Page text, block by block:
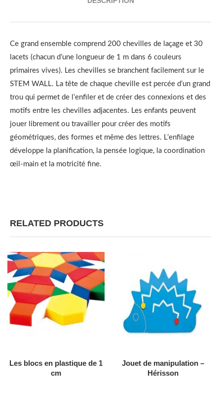
Ce grand ensemble comprend 200 chevilles de laçage et 30
lacets (chacun d’une longueur de 1 m dans 6 couleurs
primaires vives). Les chevilles se branchent facilement sur le
STEM WALL. La tête de chaque cheville est percée d’un grand
trou qui permet de l’enfiler et de créer des connexions et des
motifs entre les chevilles adjacentes. Les enfants peuvent
jouer librement ou travailler pour créer des motifs
géométriques, des formes et même des lettres. L’enfilage
développe la planification, la pensée logique, la coordination
œil-main et la motricité fine.
RELATED PRODUCTS
AJOUTER AU DEVIS
Les blocs en plastique de 1
cm
AJOUTER AU DEVIS
Jouet de manipulation –
Hérisson